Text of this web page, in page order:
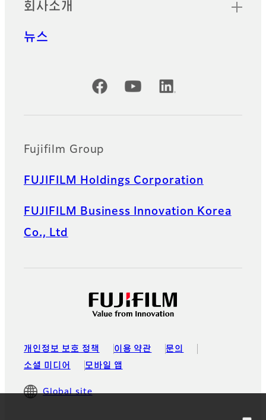
회사소개
뉴스
공식 SNS 계정
Fujifilm Group
FUJIFILM Holdings Corporation
FUJIFILM Business Innovation Korea
Co., Ltd
개인정보 보호 정책 이용 약관
문의
소셜 미디어
모바일 앱
Global site